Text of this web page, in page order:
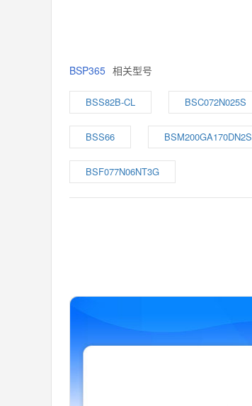
BSP365 相关型号
BSS82B-CL BSC072N025S
BSS66 BSM200GA170DN2S
BSF077N06NT3G